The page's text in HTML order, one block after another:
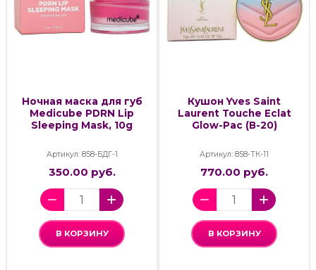
Ночная маска для губ
Medicube PDRN Lip
Sleeping Mask, 10g
Артикул: 858-БДГ-1
350.00 руб.
В КОРЗИНУ
Кушон Yves Saint
Laurent Touche Eclat
Glow-Pac (В-20)
Артикул: 858-ТК-11
770.00 руб.
В КОРЗИНУ